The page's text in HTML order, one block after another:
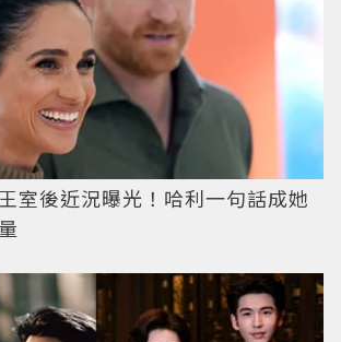
室後近況曝光！哈利一句話成她